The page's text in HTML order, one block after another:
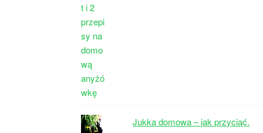
Jukka domowa – jak przyciąć.